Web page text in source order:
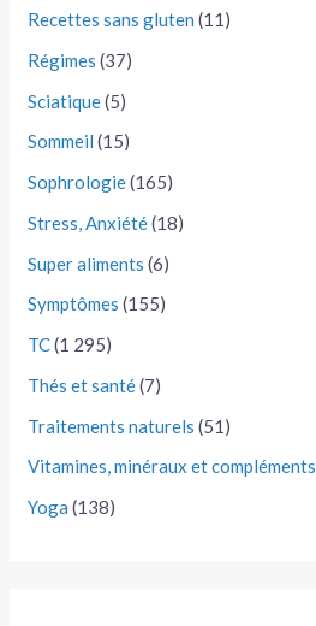
Recettes sans gluten (11)
Régimes (37)
Sciatique(5)
Sommeil (15)
Sophrologie(165)
Stress, Anxiété(18)
Super aliments (6)
Symptômes (155)
TC(1 295)
Thés et santé(7)
Traitements naturels (51)
Vitamines, minéraux et compléments
Yoga (138)